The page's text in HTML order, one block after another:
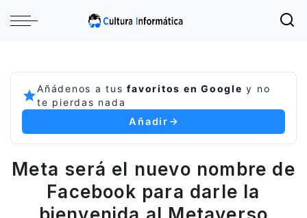
Añádenos a tusfavoritos en Google y no
te pierdas nada
Añadir
Meta será el nuevo nombre de
Facebook para darle la